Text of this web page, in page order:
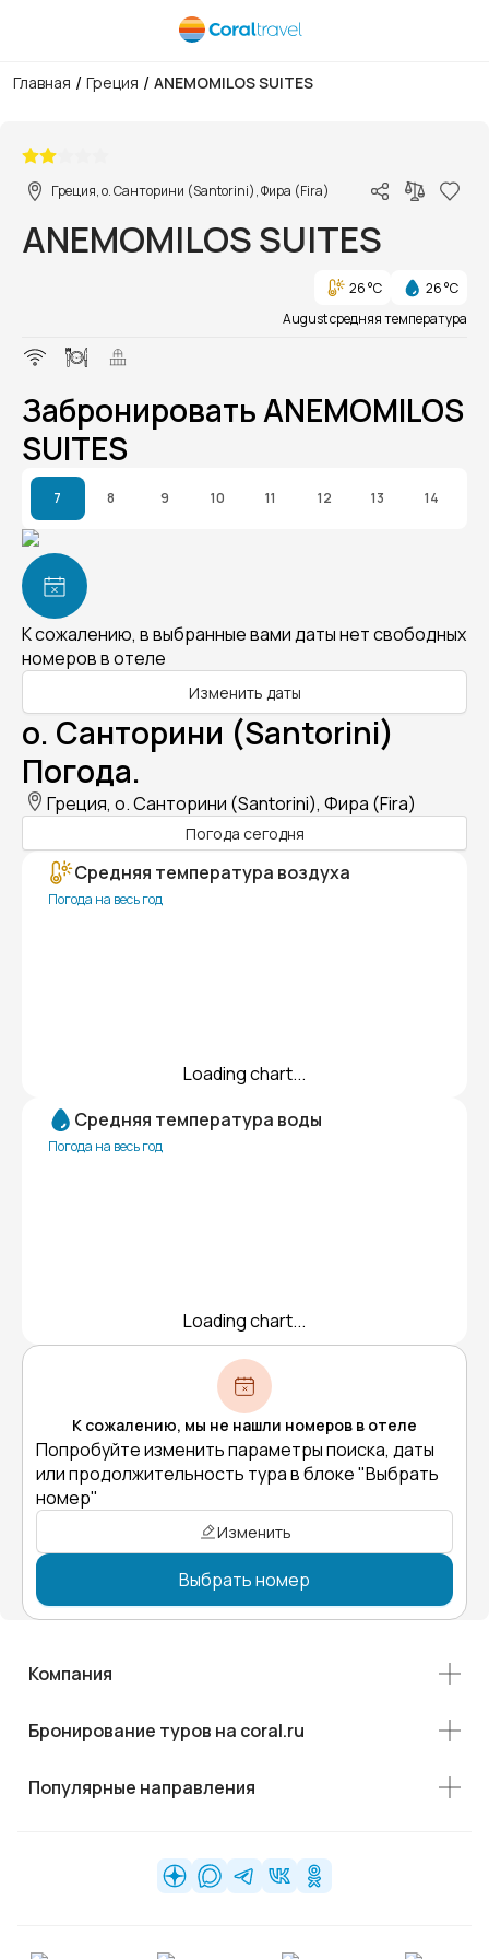
Главная / Греция / ANEMOMILOS SUITES
Греция, о. Санторини (Santorini), Фира (Fira)
ANEMOMILOS SUITES
26 °C
26 °C
August средняя температура
Забронировать ANEMOMILOS
SUITES
7 8 9 10 11 12 13 14
К сожалению, в выбранные вами даты нет свободных
номеров в отеле
Изменить даты
о. Санторини (Santorini)
Погода.
Греция, о. Санторини (Santorini), Фира (Fira)
Погода сегодня
Средняя температура воздуха
Погода на весь год
Loading chart...
Средняя температура воды
Погода на весь год
Loading chart...
К сожалению, мы не нашли номеров в отеле
Попробуйте изменить параметры поиска, даты
или продолжительность тура в блоке "Выбрать
номер"
Изменить
Выбрать номер
Компания
Бронирование туров на coral.ru
Популярные направления